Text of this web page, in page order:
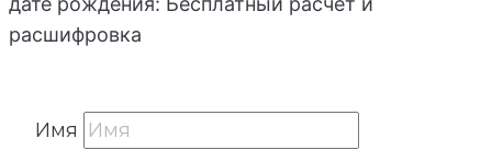
расшифровка
Имя